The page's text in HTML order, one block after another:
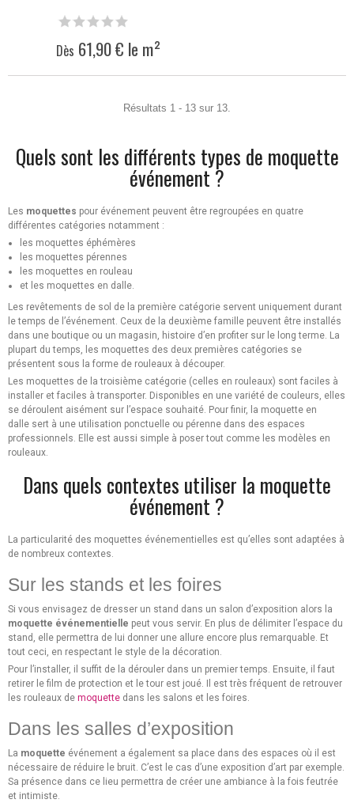
Dès 61,90 € le m²
Résultats 1 - 13 sur 13.
Quels sont les différents types de moquette
événement ?
Les moquettes pour événement peuvent être regroupées en quatre
différentes catégories notamment :
les moquettes éphémères
les moquettes pérennes
les moquettes en rouleau
et les moquettes en dalle.
Les revêtements de sol de la première catégorie servent uniquement durant
le temps de l’événement. Ceux de la deuxième famille peuvent être installés
dans une boutique ou un magasin, histoire d’en profiter sur le long terme. La
plupart du temps, les moquettes des deux premières catégories se
présentent sous la forme de rouleaux à découper.
Les moquettes de la troisième catégorie (celles en rouleaux) sont faciles à
installer et faciles à transporter. Disponibles en une variété de couleurs, elles
se déroulent aisément sur l’espace souhaité. Pour finir, la moquette en
dalle sert à une utilisation ponctuelle ou pérenne dans des espaces
professionnels. Elle est aussi simple à poser tout comme les modèles en
rouleaux.
Dans quels contextes utiliser la moquette
événement ?
La particularité des moquettes événementielles est qu’elles sont adaptées à
de nombreux contextes.
Sur les stands et les foires
Si vous envisagez de dresser un stand dans un salon d’exposition alors la
moquette événementielle peut vous servir. En plus de délimiter l’espace du
stand, elle permettra de lui donner une allure encore plus remarquable. Et
tout ceci, en respectant le style de la décoration.
Pour l’installer, il suffit de la dérouler dans un premier temps. Ensuite, il faut
retirer le film de protection et le tour est joué. Il est très fréquent de retrouver
les rouleaux de moquette dans les salons et les foires.
Dans les salles d’exposition
La moquette événement a également sa place dans des espaces où il est
nécessaire de réduire le bruit. C’est le cas d’une exposition d’art par exemple.
Sa présence dans ce lieu permettra de créer une ambiance à la fois feutrée
et intimiste.